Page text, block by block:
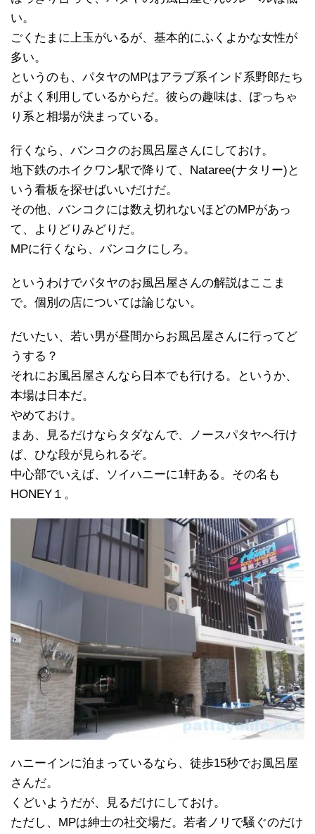
い。
ごくたまに上玉がいるが、基本的にふくよかな女性が
多い。
というのも、パタヤのMPはアラブ系インド系野郎たち
がよく利用しているからだ。彼らの趣味は、ぽっちゃ
り系と相場が決まっている。
行くなら、バンコクのお風呂屋さんにしておけ。
地下鉄のホイクワン駅で降りて、Nataree(ナタリー)と
いう看板を探せばいいだけだ。
その他、バンコクには数え切れないほどのMPがあっ
て、よりどりみどりだ。
MPに行くなら、バンコクにしろ。
というわけでパタヤのお風呂屋さんの解説はここま
で。個別の店については論じない。
だいたい、若い男が昼間からお風呂屋さんに行ってど
うする？
それにお風呂屋さんなら日本でも行ける。というか、
本場は日本だ。
やめておけ。
まあ、見るだけならタダなんで、ノースパタヤへ行け
ば、ひな段が見られるぞ。
中心部でいえば、ソイハニーに1軒ある。その名も
HONEY１。
ハニーインに泊まっているなら、徒歩15秒でお風呂屋
さんだ。
くどいようだが、見るだけにしておけ。
ただし、MPは紳士の社交場だ。若者ノリで騒ぐのだけ